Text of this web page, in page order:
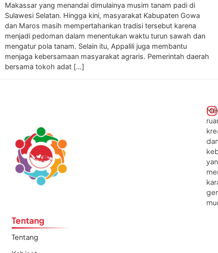
Makassar yang menandai dimulainya musim tanam padi di
Sulawesi Selatan. Hingga kini, masyarakat Kabupaten Gowa
dan Maros masih mempertahankan tradisi tersebut karena
menjadi pedoman dalam menentukan waktu turun sawah dan
mengatur pola tanam. Selain itu, Appalili juga membantu
menjaga kebersamaan masyarakat agraris. Pemerintah daerah
bersama tokoh adat […]
Tentang
Tentang